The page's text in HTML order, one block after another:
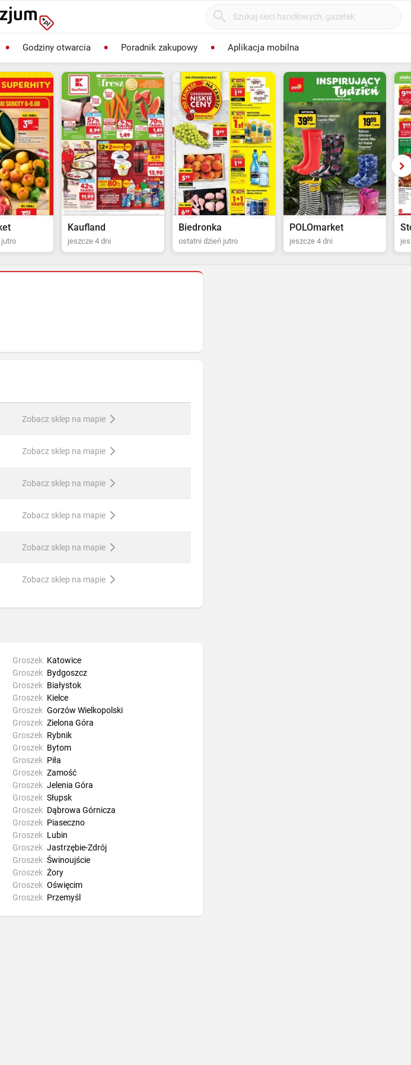
Godziny otwarcia Poradnik zakupowy Aplikacja mobilna
Biedronka
ostatni dzień jutro
POLOmarket
jeszcze 4 dni jeszcze 5 dni
Zobacz sklep na mapie
Zobacz sklep na mapie
Zobacz sklep na mapie
Zobacz sklep na mapie
Zobacz sklep na mapie
Zobacz sklep na mapie
Groszek Katowice
Groszek Bydgoszcz
Groszek Białystok
Groszek Kielce
Groszek Gorzów Wielkopolski
Groszek Zielona Góra
Groszek Rybnik
Groszek Bytom
Groszek Piła
Groszek Zamość
Groszek Jelenia Góra
Groszek Słupsk
Groszek Dąbrowa Górnicza
Groszek Piaseczno
Groszek Lubin
Groszek Jastrzębie-Zdrój
Groszek Świnoujście
Groszek Żory
Groszek Oświęcim
Groszek Przemyśl